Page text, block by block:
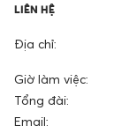
LIÊN HỆ
Địa chỉ:
Giờ làm việc:
Tổng đài:
Email: